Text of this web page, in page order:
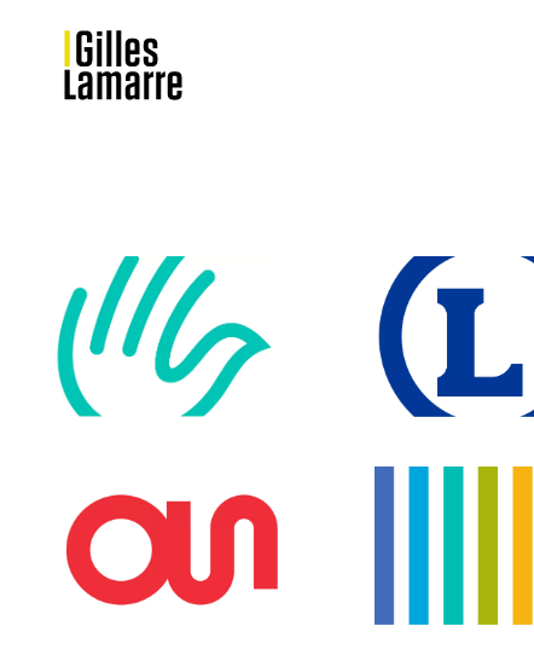
IDENTITÉ VISUELLE
ARCHITECTURE DE MARQUE
CHARTE GRAPHIQUE
ARCHITECTURE DE
ARCHITECTURE DE MARQUE
IDENTITÉ VISUELLE